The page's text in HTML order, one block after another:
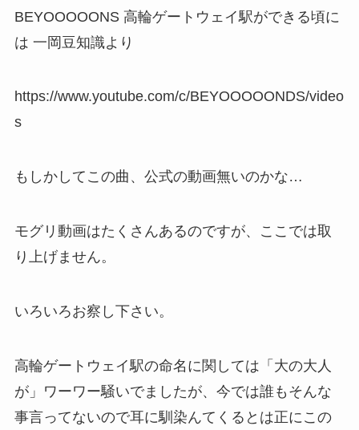
BEYOOOOONS 高輪ゲートウェイ駅ができる頃に
は 一岡豆知識より
https://www.youtube.com/c/BEYOOOOONDS/video
s
もしかしてこの曲、公式の動画無いのかな…
モグリ動画はたくさんあるのですが、ここでは取
り上げません。
いろいろお察し下さい。
高輪ゲートウェイ駅の命名に関しては「大の大人
が」ワーワー騒いでましたが、今では誰もそんな
事言ってないので耳に馴染んてくるとは正にこの